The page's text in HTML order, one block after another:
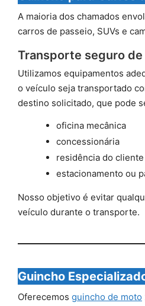
A maioria dos chamados
carros de passeio, SUVs e
Transporte seguro
Utilizamos equipamentos
o veículo seja transportado
destino solicitado, que pode
oficina mecânica
concessionária
residência do cliente
estacionamento ou
Nosso objetivo é evitar
veículo durante o transporte.
Guincho
Oferecemos guincho de moto